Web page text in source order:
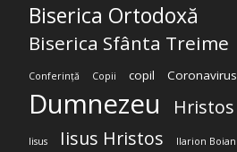
Biserica Ortodoxă
Biserica Sfânta Treime
Conferință Copii copil Coronavirus
Dumnezeu Hristos
Iisus Iisus Hristos Ilarion Boian